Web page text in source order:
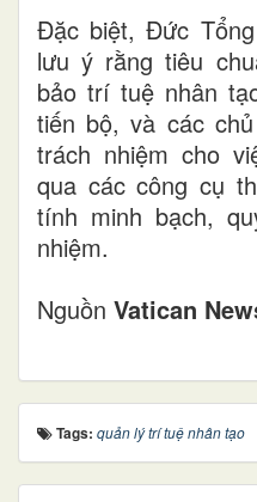
Đặc biệt, Đức
lưu ý rằng tiêu
bảo trí tuệ nhân
tiến bộ, và các
trách nhiệm cho
qua các công cụ
tính minh bạch,
nhiệm.
Nguồn Vatican
Tags: quản lý trí tuệ nhân tạo